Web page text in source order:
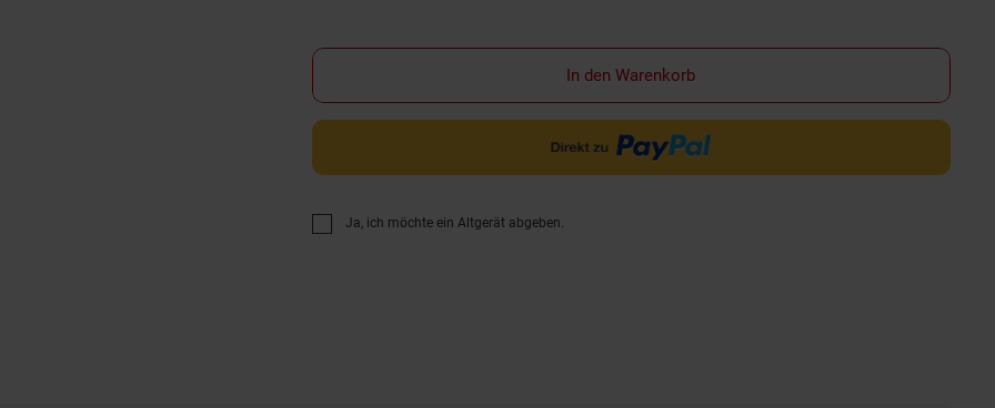
In den Warenkorb
Ja, ich möchte ein Altgerät abgeben.